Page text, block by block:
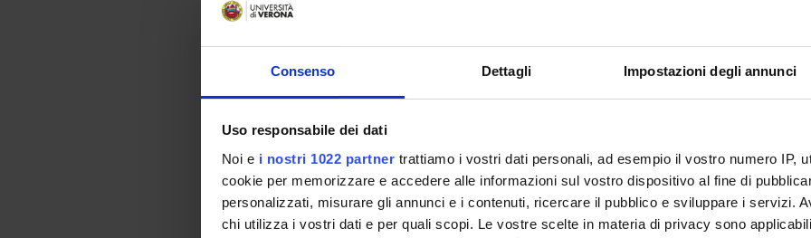
Consenso Dettagli Impostazioni degli annunci
Uso responsabile dei dati
Noi e i nostri 1022 partner trattiamo i vostri dati personali, ad esempio il vostro numero IP,
cookie per memorizzare e accedere alle informazioni sul vostro dispositivo al fine di
personalizzati, misurare gli annunci e i contenuti, ricercare il pubblico e sviluppare i servizi.
chi utilizza i vostri dati e per quali scopi. Le vostre scelte in materia di privacy sono
Elenco delle proposte di tesi
PROPOSTE DI TESI
Cinema e sacrificio
Cultures
Cinema e sacrificio
Heidegger e la questione della tecnica